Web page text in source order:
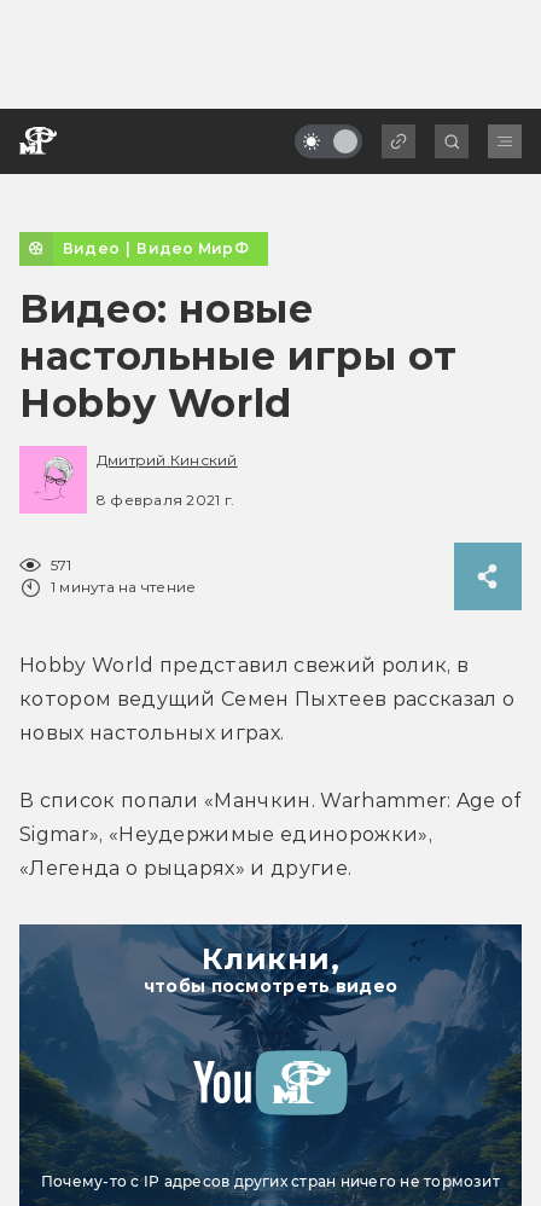
Видео | Видео МирФ
Видео: новые
настольные игры от
Hobby World
Дмитрий Кинский
8 февраля 2021 г.
571
1 минута на чтение
Hobby World представил свежий ролик, в
котором ведущий Семен Пыхтеев рассказал о
новых настольных играх.
В список попали «Манчкин. Warhammer: Age of
Sigmar», «Неудержимые единорожки»,
«Легенда о рыцарях» и другие.
Кликни,
чтобы посмотреть видео
Почему-то с IP адресов других стран ничего не тормозит